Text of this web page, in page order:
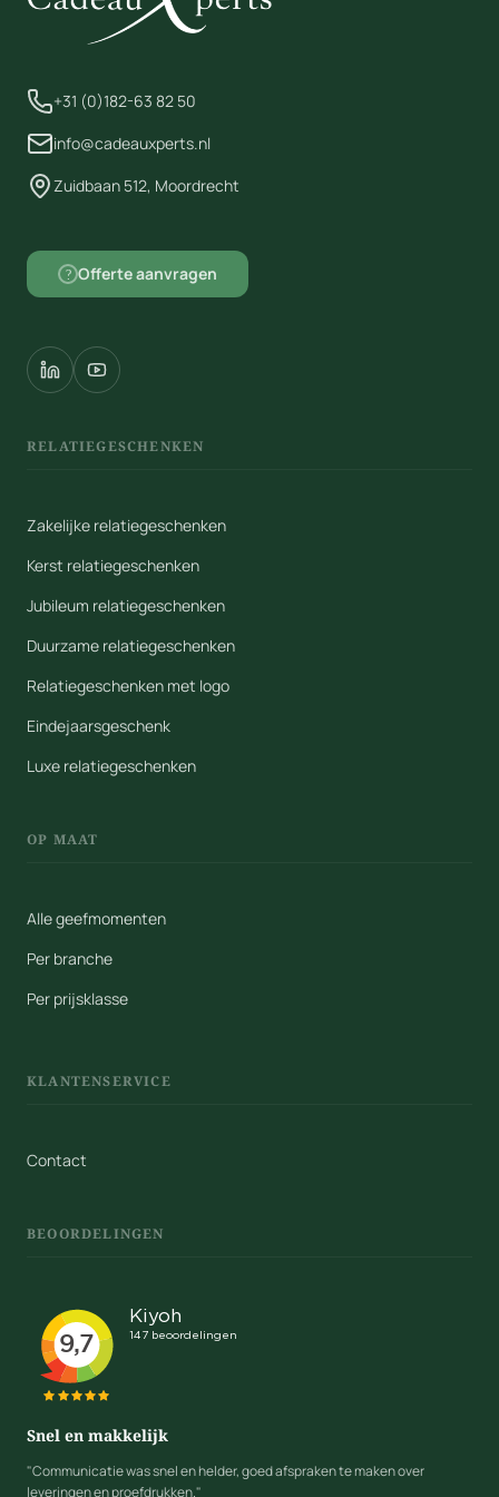
+31 (0)182-63 82 50
info@cadeauxperts.nl
Zuidbaan 512, Moordrecht
? Offerte aanvragen
RELATIEGESCHENKEN
Zakelijke relatiegeschenken
Kerst relatiegeschenken
Jubileum relatiegeschenken
Duurzame relatiegeschenken
Relatiegeschenken met logo
Eindejaarsgeschenk
Luxe relatiegeschenken
OP MAAT
Alle geefmomenten
Per branche
Per prijsklasse
KLANTENSERVICE
Contact
BEOORDELINGEN
Snel en makkelijk
"Communicatie was snel en helder, goed afspraken te maken over
leveringen en proefdrukken."